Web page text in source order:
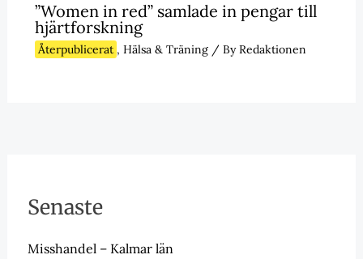
”Women in red” samlade in pengar till
hjärtforskning
Återpublicerat , Hälsa & Träning/ ByRedaktionen
Senaste
Misshandel – Kalmar län